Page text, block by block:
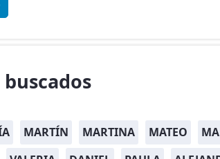
MARTÍN MARTINA MATEO